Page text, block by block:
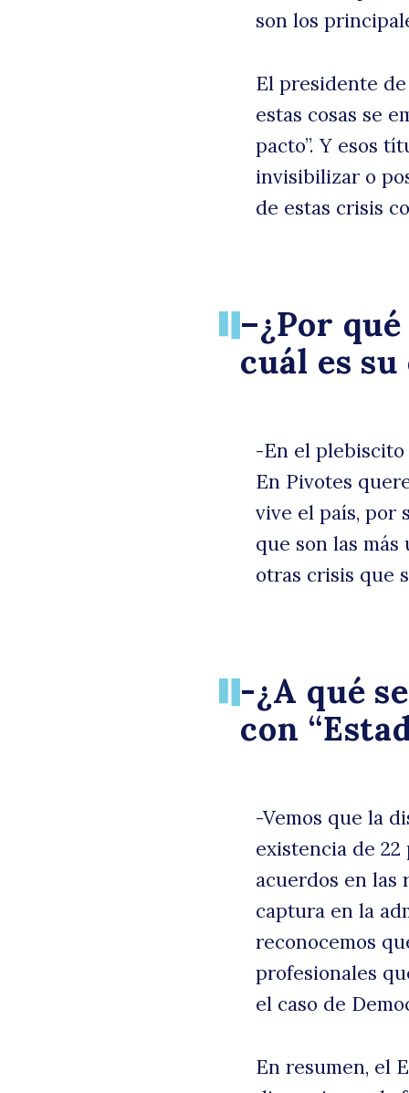
son los
El presidente
estas cosas se
pacto”. Y esos
invisibilizar o
de estas crisis
–¿Por
cuál es
-En el plebiscito
En Pivotes
vive el país, por
que son las
otras crisis que
-¿A qué
con
-Vemos que la
existencia de
acuerdos en las
captura en la
reconocemos
profesionales
el caso de
En resumen, el